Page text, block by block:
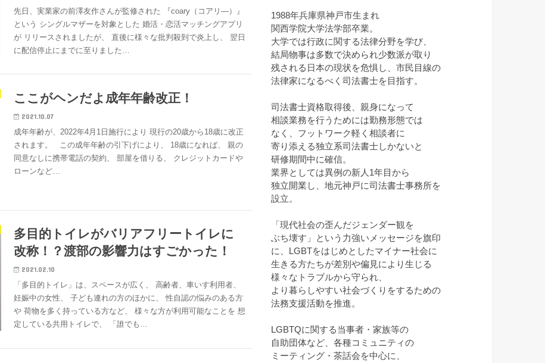
先日、実業家の前澤友作さんが監修された 『coary（コアリ―）』
という シングルマザーを対象とした 婚活・恋活マッチングアプリ
が リリースされましたが、 直後に様々な批判殺到で炎上し、 翌日
に配信停止にまでに至りました…
ここがヘンだよ成年年齢改正！
2021.10.07
成年年齢が、2022年4月1日施行により 現行の20歳から18歳に改正
されます。 この成年年齢の引下げにより、 18歳になれば、 親の
同意なしに携帯電話の契約、 部屋を借りる、 クレジットカードや
ローンなど…
多目的トイレがバリアフリートイレに
改称！？渡部の影響力はすごかった！
2021.02.10
「多目的トイレ」は、スペースが広く、 高齢者、車いす利用者、
妊娠中の女性、 子ども連れの方のほかに、 性自認の悩みのある方
や 荷物を多く持っている方など、 様々な方が利用可能なことを 想
定している共用トイレで、 「誰でも…
1988年兵庫県神戸市生まれ
関西学院大学法学部卒業。
大学では行政に関する法律分野を学び、
結局物事は多数で決められ少数派が取り
残される日本の現状を危惧し、市民目線の
法律家になるべく司法書士を目指す。
司法書士資格取得後、親身になって
相談業務を行うためには勤務形態では
なく、フットワーク軽く相談者に
寄り添える独立系司法書士しかないと
研修期間中に確信。
業界としては異例の新人1年目から
独立開業し、地元神戸に司法書士事務所を
設立。
「現代社会の歪んだジェンダー観を
ぶち壊す」という力強いメッセージを旗印
に、LGBTをはじめとしたマイナー社会に
生きる方たちが差別や偏見により生じる
様々なトラブルから守られ、
より暮らしやすい社会づくりをするための
法務支援活動を推進。
LGBTQに関する当事者・家族等の
自助団体など、各種コミュニティの
ミーティング・茶話会を中心に、